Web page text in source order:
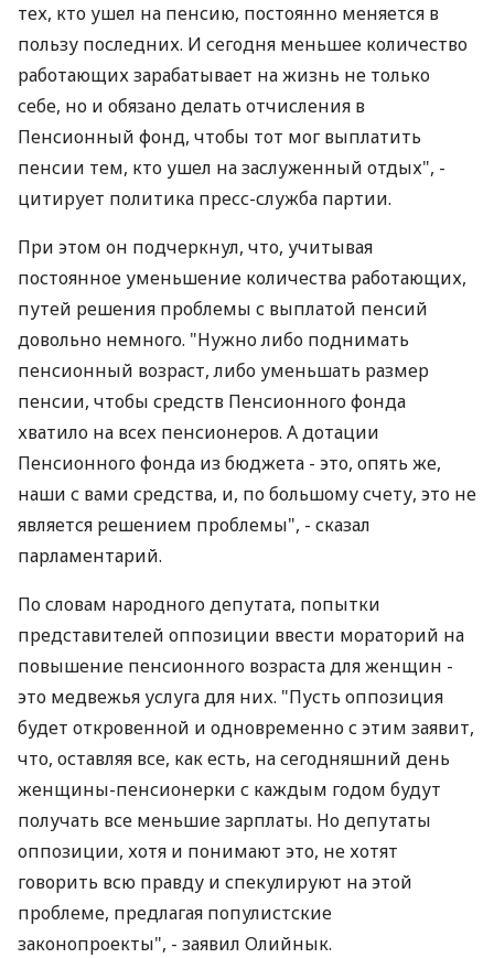
тех, кто ушел на пенсию, постоянно меняется в
пользу последних. И сегодня меньшее количество
работающих зарабатывает на жизнь не только
себе, но и обязано делать отчисления в
Пенсионный фонд, чтобы тот мог выплатить
пенсии тем, кто ушел на заслуженный отдых", -
цитирует политика пресс-служба партии.
При этом он подчеркнул, что, учитывая
постоянное уменьшение количества работающих,
путей решения проблемы с выплатой пенсий
довольно немного. "Нужно либо поднимать
пенсионный возраст, либо уменьшать размер
пенсии, чтобы средств Пенсионного фонда
хватило на всех пенсионеров. А дотации
Пенсионного фонда из бюджета - это, опять же,
наши с вами средства, и, по большому счету, это не
является решением проблемы", - сказал
парламентарий.
По словам народного депутата, попытки
представителей оппозиции ввести мораторий на
повышение пенсионного возраста для женщин -
это медвежья услуга для них. "Пусть оппозиция
будет откровенной и одновременно с этим заявит,
что, оставляя все, как есть, на сегодняшний день
женщины-пенсионерки с каждым годом будут
получать все меньшие зарплаты. Но депутаты
оппозиции, хотя и понимают это, не хотят
говорить всю правду и спекулируют на этой
проблеме, предлагая популистские
законопроекты", - заявил Олийнык.